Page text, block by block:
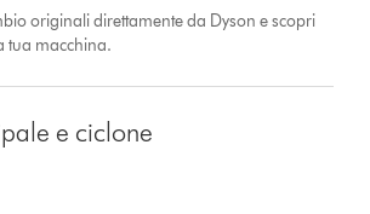
originali direttamente da Dyson e scopri
tua macchina.
e ciclone